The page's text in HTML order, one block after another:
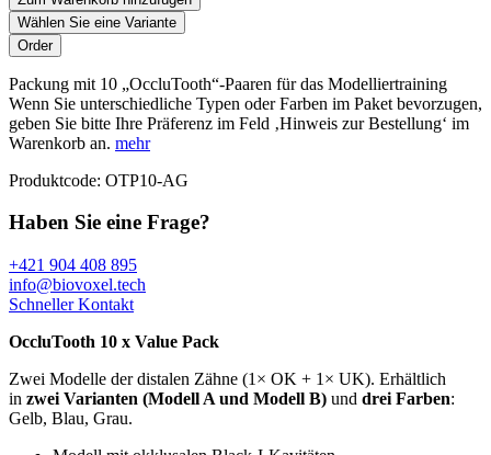
Wählen Sie eine Variante
Packung mit 10 „OccluTooth“-Paaren für das Modelliertraining
Wenn Sie unterschiedliche Typen oder Farben im Paket bevorzugen,
geben Sie bitte Ihre Präferenz im Feld ‚Hinweis zur Bestellung‘ im
Warenkorb an. mehr
Produktcode: OTP10-AG
Haben Sie eine Frage?
+421 904 408 895
info@biovoxel.tech
Schneller Kontakt
OccluTooth 10 x Value Pack
Zwei Modelle der distalen Zähne (1× OK + 1× UK). Erhältlich
in zwei Varianten (Modell A und Modell B) und drei Farben:
Gelb, Blau, Grau.